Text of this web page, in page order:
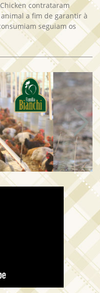
contrataram
a fim de garantir à
seguiam os